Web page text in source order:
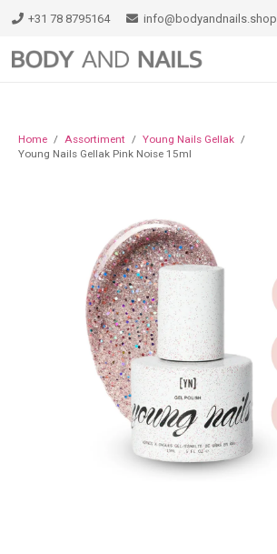
+31 78 8795164 info@bodyandnails.shop
Home / Assortiment / Young Nails Gellak /
Young Nails Gellak Pink Noise 15ml